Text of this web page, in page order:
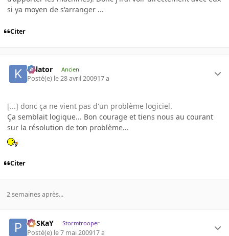
si ya moyen de s'arranger ...
Citer
Killator Ancien
Posté(e) le 28 avril 200917 a
[...] donc ça ne vient pas d'un problème logiciel.
Ça semblait logique... Bon courage et tiens nous au courant
sur la résolution de ton problème...
Citer
2 semaines après...
PoSKaY Stormtrooper
Posté(e) le 7 mai 200917 a